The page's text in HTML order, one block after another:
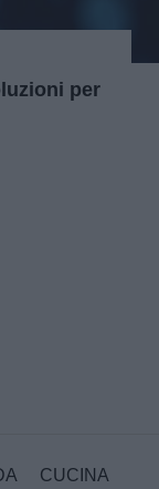
per
CUCINA